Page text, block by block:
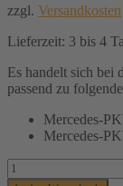
zzgl. Versandkosten
Lieferzeit: 3 bis 4
Es handelt sich bei
passend zu
Mercedes-
Mercedes-
Turbolader
Garrett